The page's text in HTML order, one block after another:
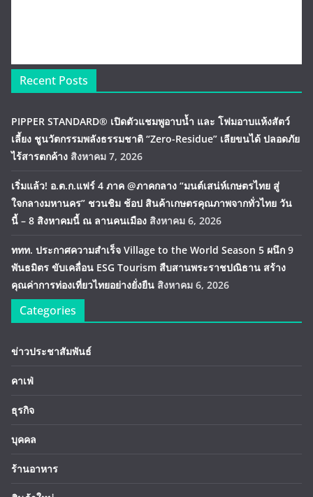
Recent Posts
PIPPER STANDARD® เปิดตัวแชมพูอาบน้ำ และ โฟมอาบแห้งสัตว์
เลี้ยง ชูนวัตกรรมพลังธรรมชาติ “Zero-Residue” เลียขนได้ ปลอดภัย
ไร้สารตกค้าง สิงหาคม 7, 2026
เริ่มแล้ว! อ.ต.ก.แฟร์ 4 ภาค @ภาคกลาง “มนต์เสน่ห์เกษตรไทย สู่
ใจกลางมหานคร” ชวนชิม ช้อป สินค้าเกษตรคุณภาพจากทั่วไทย วัน
นี้ – 8 สิงหาคมนี้ ณ ลานคนเมือง สิงหาคม 6, 2026
ททท. ประกาศความสำเร็จ Village to the World Season 5 ผนึก 9
พันธมิตร ขับเคลื่อน ESG Tourism สืบสานพระราชปณิธาน สร้าง
คุณค่าการท่องเที่ยวไทยอย่างยั่งยืน สิงหาคม 6, 2026
Categories
ข่าวประชาสัมพันธ์
คาเฟ่
ธุรกิจ
บุคคล
ร้านอาหาร